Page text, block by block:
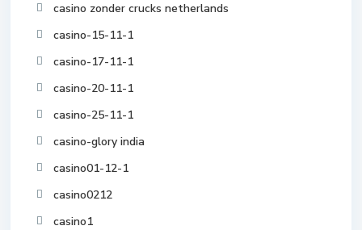
casino zonder crucks netherlands
casino-15-11-1
casino-17-11-1
casino-20-11-1
casino-25-11-1
casino-glory india
casino01-12-1
casino0212
casino1